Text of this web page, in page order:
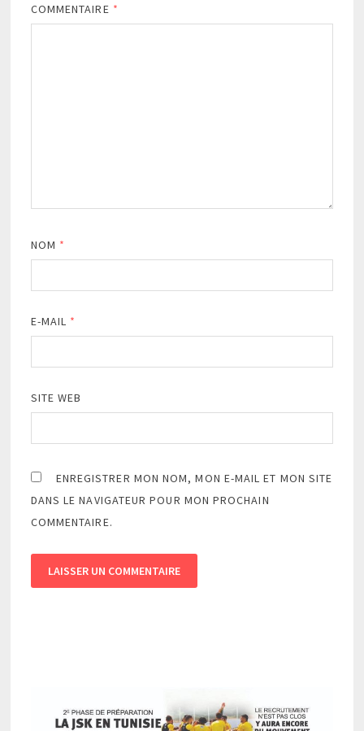
COMMENTAIRE *
NOM *
E-MAIL *
SITE WEB
ENREGISTRER MON NOM, MON E-MAIL ET MON SITE
DANS LE NAVIGATEUR POUR MON PROCHAIN
COMMENTAIRE.